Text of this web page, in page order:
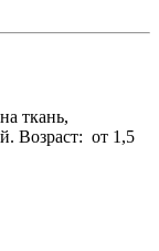
ткань,
Возраст: от 1,5